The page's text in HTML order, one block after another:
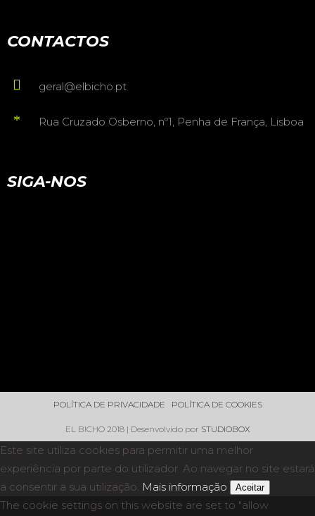
CONTACTOS
geral@elbicho.pt
Rua Cruzado Osberno, nº1, Penha de França, Lisboa
SIGA-NOS
POLÍTICA DE PRIVACIDADE POLÍTICA DE COOKIES
EL BICHO 2018 | Desenvolvido por STUDIOBOX
Este site utiliza cookies para permitir uma melhor
experiência por parte do utilizador. Ao navegar no site estará
a consentir a sua utilização. Mais informação Aceitar
The cookie settings on this website are set to "allow